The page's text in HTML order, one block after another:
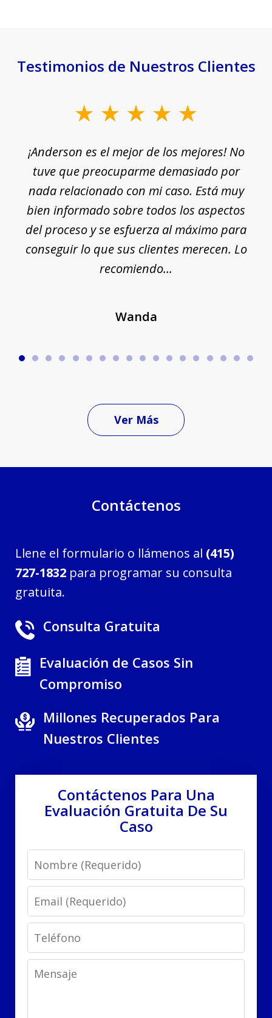
Testimonios de Nuestros Clientes
¡Anderson es el mejor de los mejores! No
tuve que preocuparme demasiado por
nada relacionado con mi caso. Está muy
bien informado sobre todos los aspectos
del proceso y se esfuerza al máximo para
conseguir lo que sus clientes merecen. Lo
recomiendo...
Wanda
Ver Más
Contáctenos
Llene el formulario o llámenos al (415)
727-1832 para programar su consulta
gratuita.
Consulta Gratuita
Evaluación de Casos Sin
Compromiso
Millones Recuperados Para
Nuestros Clientes
Contáctenos Para Una
Evaluación Gratuita De Su
Caso
Name
Email
Phone
Message